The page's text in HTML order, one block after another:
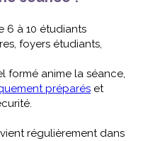
6 à 10 étudiants
foyers étudiants,
formé anime la séance,
préparés et
régulièrement dans